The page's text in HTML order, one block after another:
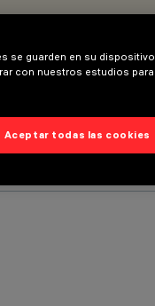
se guarden en su dispositivo
con nuestros estudios para
Aceptar todas las cookies